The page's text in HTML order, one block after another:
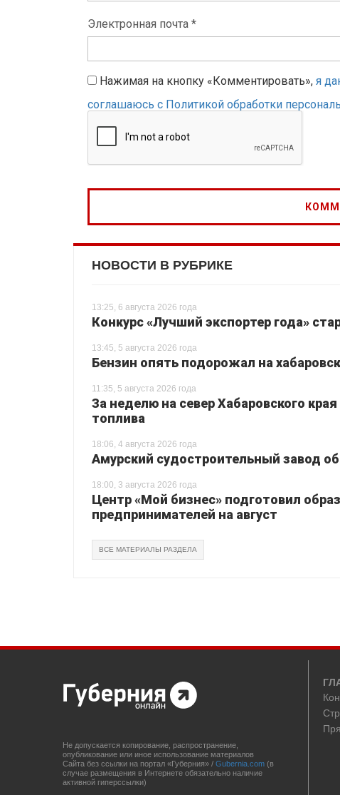
Электронная почта *
Нажимая на кнопку «Комментировать», я
соглашаюсь с Политикой обработки
НОВОСТИ В РУБРИКЕ
13:25, 6 августа 2026 года
Конкурс «Лучший экспортер года»
13:45, 5 августа 2026 года
Бензин опять подорожал на
11:35, 5 августа 2026 года
За неделю на север Хабаровского
топлива
18:06, 4 августа 2026 года
Амурский судостроительный завод
18:00, 3 августа 2026 года
Центр «Мой бизнес» подготовил
предпринимателей на август
ВСЕ МАТЕРИАЛЫ РАЗДЕЛА
Не допускается копирование, распространение,
опубликование или иное использование материалов
Сайта без ссылки на портал «Губерния» / Gubernia.com (в
случае размещения в Интернете обязательно наличие
активной гиперссылки)